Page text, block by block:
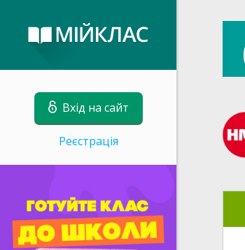
Вхід на сайт
Реєстрація